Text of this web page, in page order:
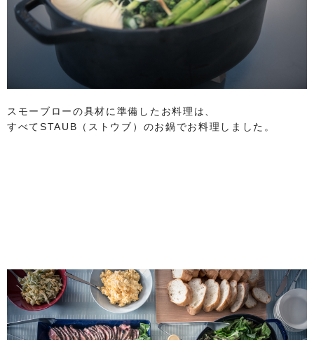
スモーブローの具材に準備したお料理は、
すべてSTAUB（ストウブ）のお鍋でお料理しました。